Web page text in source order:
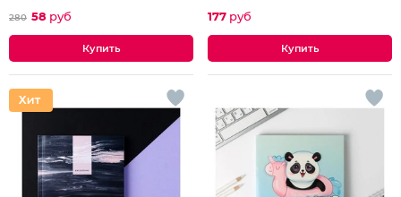
280 58 руб 177 руб